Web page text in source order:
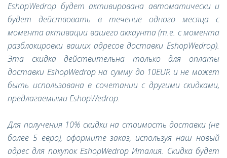
EshopWedrop будет активирована автоматически и
будет действовать в течение одного месяца с
момента активации вашего аккаунта (т.е. с момента
разблокировки ваших адресов доставки EshopWedrop).
Эта скидка действительна только для оплаты
доставки EshopWedrop на сумму до 10EUR и не может
быть использована в сочетании с другими скидками,
предлагаемыми EshopWedrop.
Для получения 10% скидки на стоимость доставки (не
более 5 евро), оформите заказ, используя наш новый
адрес для покупок EshopWedrop Италия. Скидка будет